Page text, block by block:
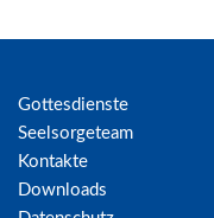
Gottesdienste
Seelsorgeteam
Kontakte
Downloads